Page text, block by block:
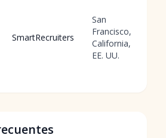
SmartRecruiters
San
Francisco,
California,
EE. UU.